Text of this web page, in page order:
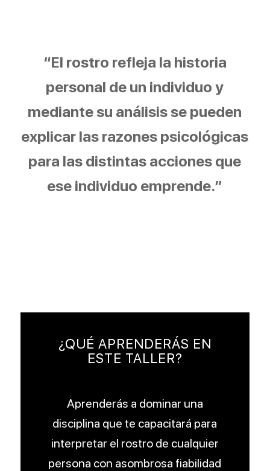
“El rostro refleja la historia
personal de un individuo y
mediante su análisis se pueden
explicar las razones psicológicas
para las distintas acciones que
ese individuo emprende.”
¿QUÉ APRENDERÁS EN
ESTE TALLER?
Aprenderás a dominar una
disciplina que te capacitará para
interpretar el rostro de cualquier
persona con asombrosa fiabilidad